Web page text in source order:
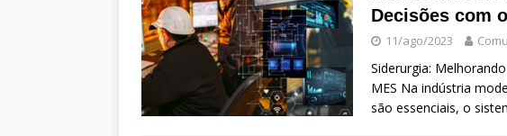
Decisões com
11/ago/2023
Siderurgia:
MES Na indústria
são essenciais, o